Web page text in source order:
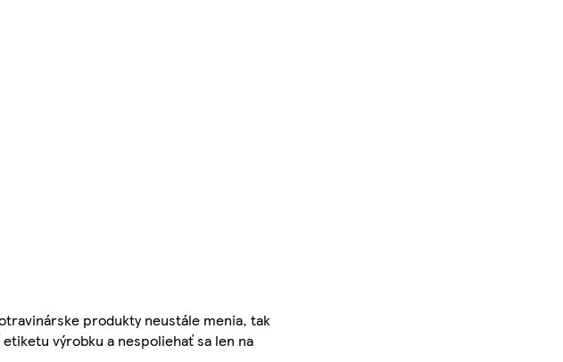
produkty neustále menia, tak
výrobku a nespoliehať sa len na